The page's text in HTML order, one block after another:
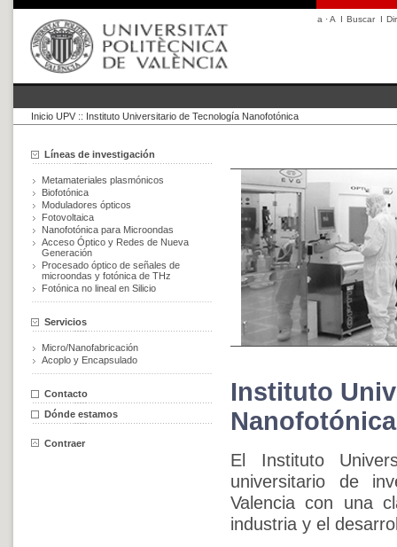
a ·A I BuscarI
Inicio UPV :: Instituto Universitario de Tecnología Nanofotónica
Líneas de investigación
Metamateriales plasmónicos
Biofotónica
Moduladores ópticos
Fotovoltaica
Nanofotónica para Microondas
Acceso Óptico y Redes de Nueva
Generación
Procesado óptico de señales de
microondas y fotónica de THz
Fotónica no lineal en Silicio
Servicios
Micro/Nanofabricación
Acoplo y Encapsulado
Contacto
Dónde estamos
Contraer
Instituto
Nanofotónica
El Instituto
universitario de
Valencia con una
industria y el